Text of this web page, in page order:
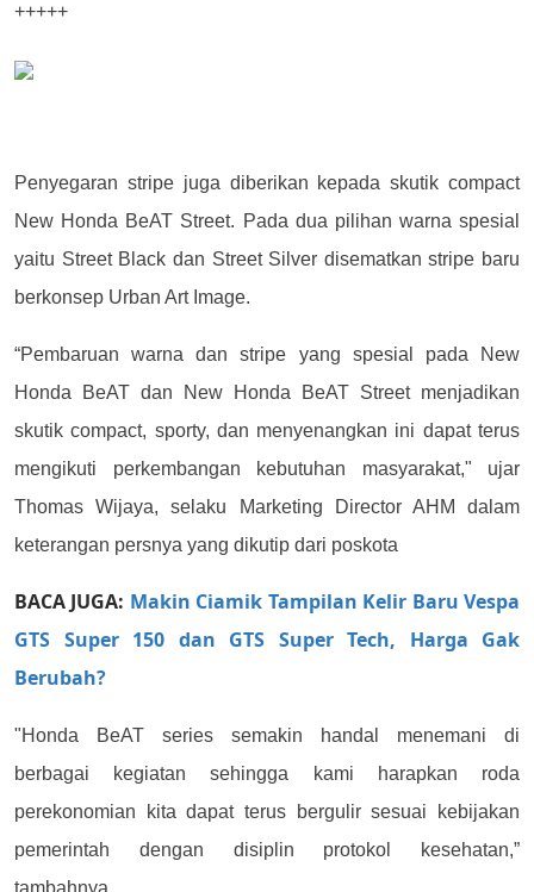
+++++
Penyegaran stripe juga diberikan kepada skutik compact
New Honda BeAT Street. Pada dua pilihan warna spesial
yaitu Street Black dan Street Silver disematkan stripe baru
berkonsep Urban Art Image.
“Pembaruan warna dan stripe yang spesial pada New
Honda BeAT dan New Honda BeAT Street menjadikan
skutik compact, sporty, dan menyenangkan ini dapat terus
mengikuti perkembangan kebutuhan masyarakat," ujar
Thomas Wijaya, selaku Marketing Director AHM dalam
keterangan persnya yang dikutip dari poskota
BACA JUGA: Makin Ciamik Tampilan Kelir Baru Vespa
GTS Super 150 dan GTS Super Tech, Harga Gak
Berubah?
"Honda BeAT series semakin handal menemani di
berbagai kegiatan sehingga kami harapkan roda
perekonomian kita dapat terus bergulir sesuai kebijakan
pemerintah dengan disiplin protokol kesehatan,”
tambahnya.